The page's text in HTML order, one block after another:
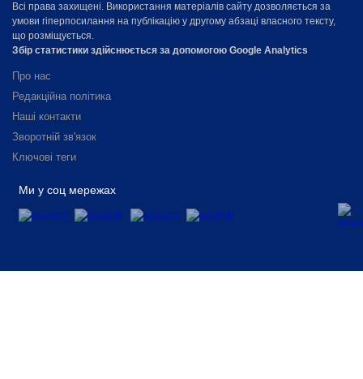
Всі права захищені. Використання матеріалів сайту дозволяється за
умови гіперпосилання на публікацію у другому абзаці власного тексту,
що розміщується.
Збір статистики здійснюється за допомогою Google Analytics
Про нас
Редакційна політика
Наші контакти
Зворотній зв'язок
Ключові теги
Ми у соц мережах